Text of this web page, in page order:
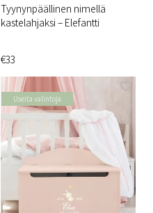
Tyynynpäällinen nimellä
kastelahjaksi – Elefantti
€33
Useita valintoja